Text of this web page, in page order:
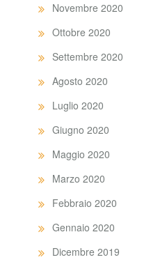
Novembre 2020
Ottobre 2020
Settembre 2020
Agosto 2020
Luglio 2020
Giugno 2020
Maggio 2020
Marzo 2020
Febbraio 2020
Gennaio 2020
Dicembre 2019